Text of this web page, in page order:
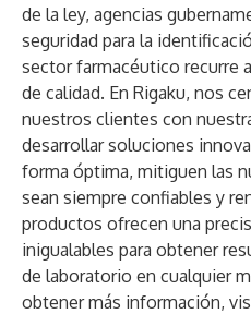
de la ley, agencias
seguridad para la
sector farmacéutico recurre
de calidad. En Rigaku, nos
nuestros clientes con
desarrollar soluciones
forma óptima, mitiguen las
sean siempre confiables y
productos ofrecen una
inigualables para obtener
de laboratorio en cualquier
obtener más información,